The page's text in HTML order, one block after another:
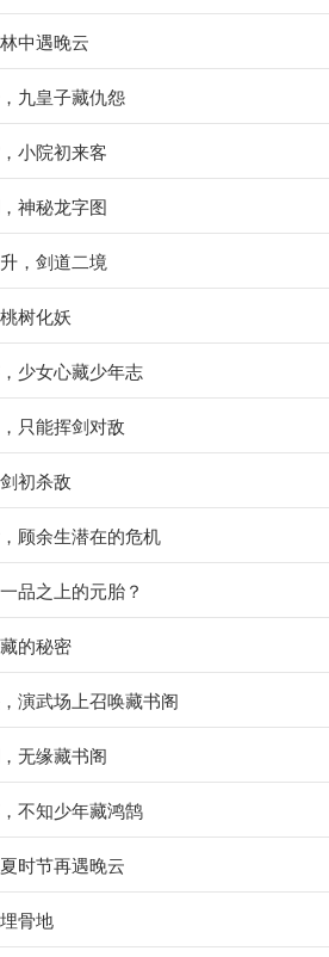
中遇晚云
九皇子藏仇怨
小院初来客
神秘龙字图
，剑道二境
树化妖
少女心藏少年志
只能挥剑对敌
初杀敌
顾余生潜在的危机
品之上的元胎？
的秘密
演武场上召唤藏书阁
无缘藏书阁
不知少年藏鸿鹄
时节再遇晚云
骨地